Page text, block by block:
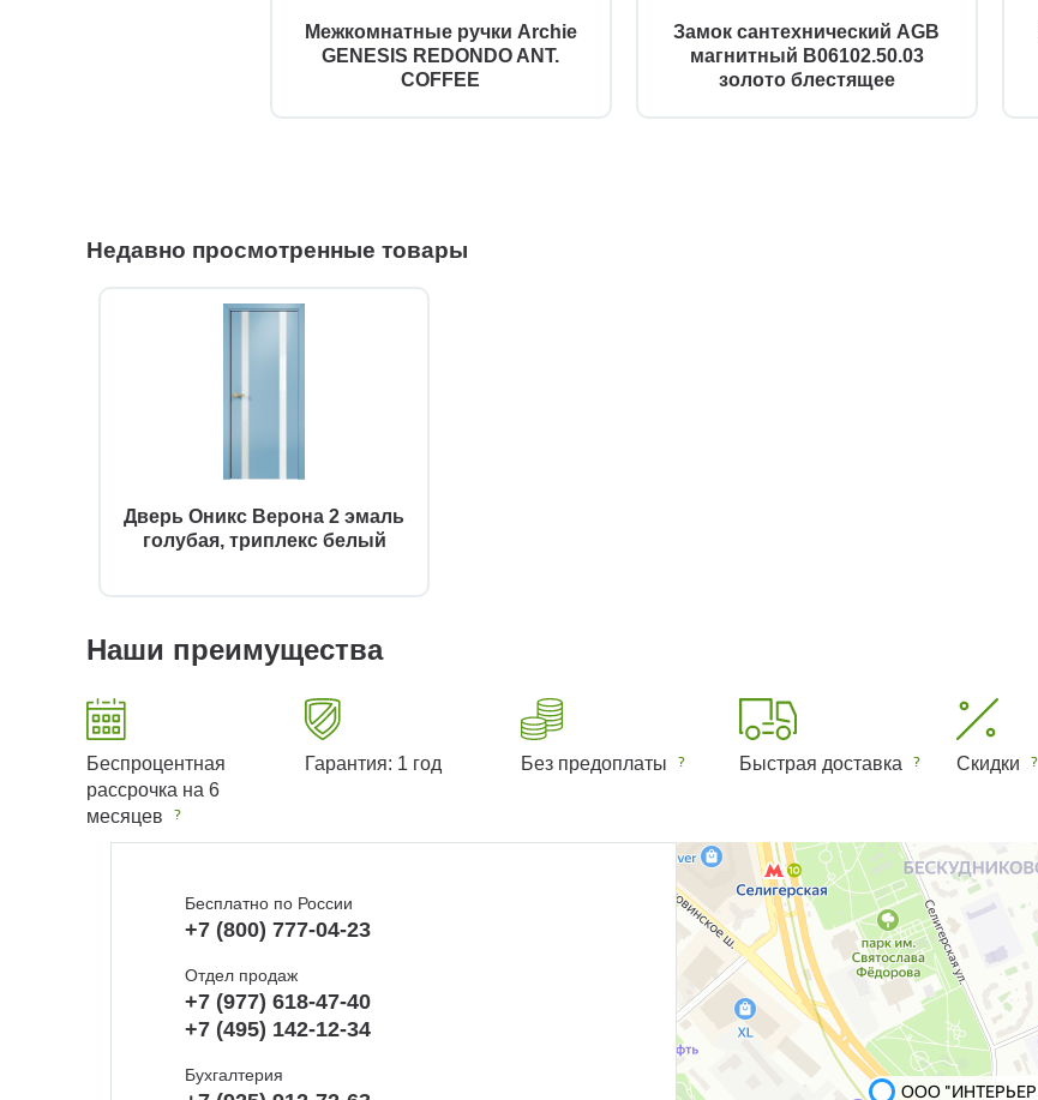
Межкомнатные ручки Archie
GENESIS REDONDO ANT.
COFFEE
Замок сантехнический AGB
магнитный B06102.50.03
золото блестящее
Недавно просмотренные товары
Дверь Оникс Верона 2 эмаль
голубая, триплекс белый
Наши преимущества
Беспроцентная
рассрочка на 6
месяцев
Гарантия: 1 год Без предоплаты Быстрая доставка Скидки
Бесплатно по России
+7 (800) 777-04-23
Отдел продаж
+7 (977) 618-47-40
+7 (495) 142-12-34
Бухгалтерия